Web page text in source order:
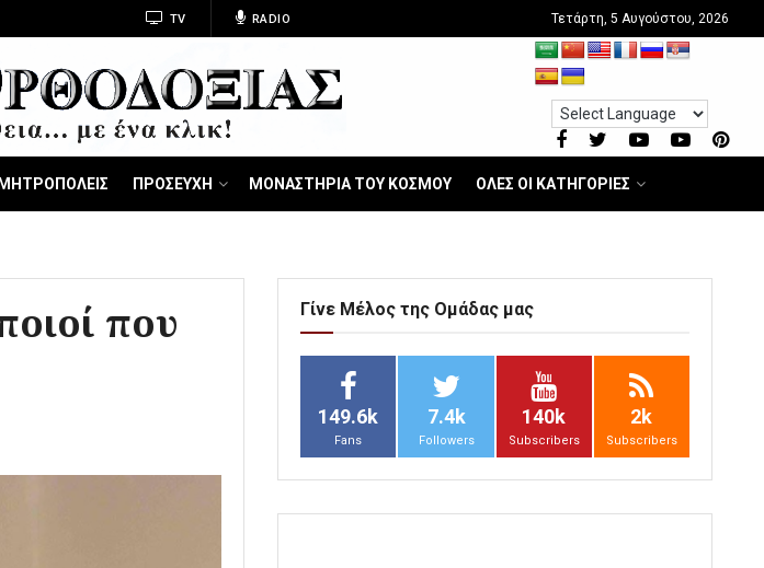
TV RADIO Τετάρτη, 5 Αυγούστου, 2026
ΜΗΤΡΟΠΟΛΕΙΣ ΠΡΟΣΕΥΧΗ ΜΟΝΑΣΤΗΡΙΑ ΤΟΥ ΚΟΣΜΟΥ ΟΛΕΣ ΟΙ ΚΑΤΗΓΟΡΙΕΣ
που
Γίνε Μέλος της Ομάδας μας
149.6k
Fans
7.4k
Followers
140k
Subscribers
2k
Subscribers